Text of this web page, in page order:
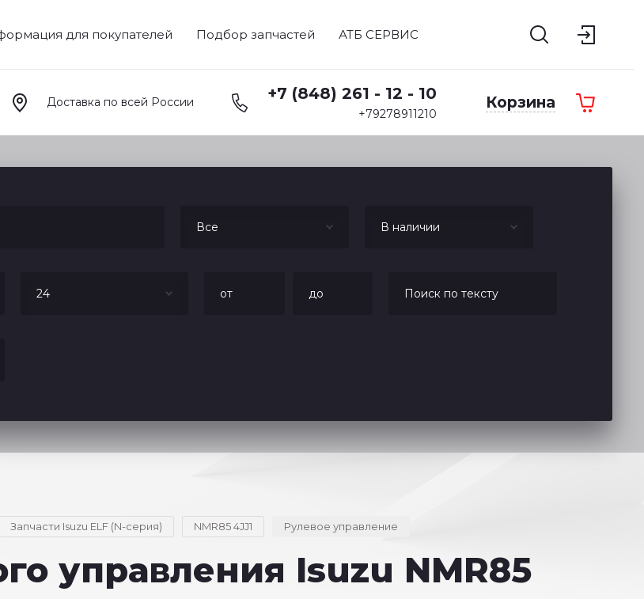
для покупателей Подбор запчастей АТБ СЕРВИС
Доставка по всей России +7 (848) 261 - 12 - 10
+79278911210
Корзина
Запчасти Isuzu ELF (N-серия) NMR85 4JJ1 Рулевое управление
управления Isuzu NMR85